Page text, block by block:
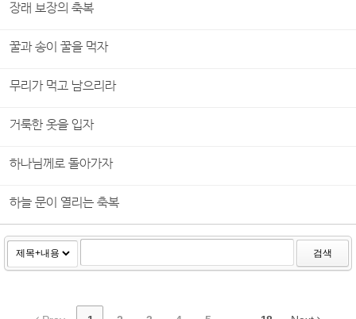
장래 보장의 축복
꿀과 송이 꿀을 먹자
무리가 먹고 남으리라
거룩한 옷을 입자
하나님께로 돌아가자
하늘 문이 열리는 축복
검색